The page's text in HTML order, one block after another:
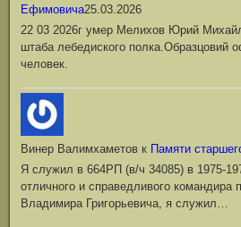
Ефимовича25.03.2026
22 03 2026г умер Мелихов Юрий
штаба лебедиского полка.Образцовий
человек.
Винер Валимхаметов к Памяти
Я служил в 664РП (в/ч 34085) в 1975-
отличного и справедливого командира
Владимира Григорьевича, я служил…